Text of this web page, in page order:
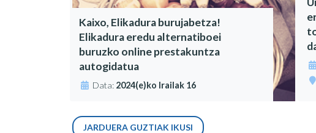
Kaixo, Elikadura burujabetza!
Elikadura eredu alternatiboei
buruzko online prestakuntza
autogidatua
Data: 2024(e)ko Irailak 16
JARDUERA GUZTIAK IKUSI